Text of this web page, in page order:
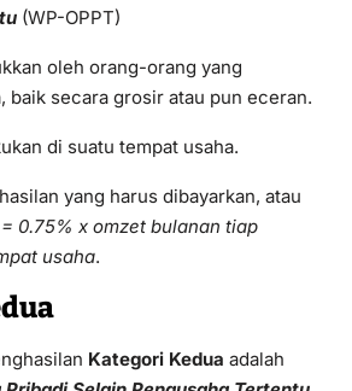
(WP-OPPT)
oleh orang-orang yang
baik secara grosir atau pun eceran.
di suatu tempat usaha.
yang harus dibayarkan, atau
0.75% x omzet bulanan tiap
usaha.
Kategori Kedua adalah